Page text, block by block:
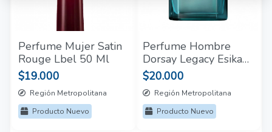
Perfume Mujer Satin
Rouge Lbel 50 Ml
$19.000
Región Metropolitana
Producto Nuevo
Perfume Hombre
Dorsay Legacy Esika
90 Ml
$20.000
Región Metropolitana
Producto Nuevo